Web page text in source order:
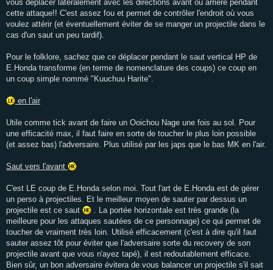
vous déplacer latéralement avec les directions avant ou arrière pendant
cette attaque!! C'est assez fou et permet de contrôler l'endroit où vous
voulez attérir (et éventuellement éviter de se manger un projectile dans le
cas d'un saut un peu tardif).
Pour le folklore, sachez que ce déplacer pendant le saut vertical HP de
E.Honda transforme (en terme de nomenclature des coups) ce coup en
un coup simple nommé "Kuuchuu Harite".
en l'air
Utile comme tick avant de faire un Ooichou Nage une fois au sol. Pour
une efficacité max, il faut faire en sorte de toucher le plus loin possible
(et assez bas) l'adversaire. Plus utilisé par les japs que le bas MK en l'air.
Saut vers l'avant
C'est LE coup de E.Honda selon moi. Tout l'art de E.Honda est de gérer
un perso à projectiles. Et le meilleur moyen de sauter par dessus un
projectile est ce saut
. La portée horizontale est très grande (la
meilleure pour les attaques sautées de ce personnage) ce qui permet de
toucher de vraiment très loin. Utilisé efficacement (c'est à dire qu'il faut
sauter assez tôt pour éviter que l'adversaire sorte du recovery de son
projectile avant que vous n'ayez tapé), il est redoutablement efficace.
Bien sûr, un bon adversaire évitera de vous balancer un projectile s'il sait